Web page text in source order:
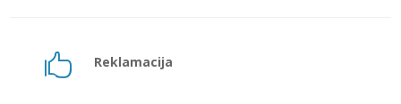
 Reklamacija